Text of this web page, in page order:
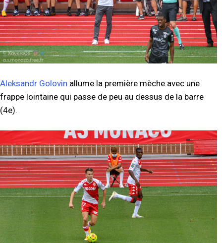
Aleksandr Golovin allume la première mèche avec une
frappe lointaine qui passe de peu au dessus de la barre
(4e).